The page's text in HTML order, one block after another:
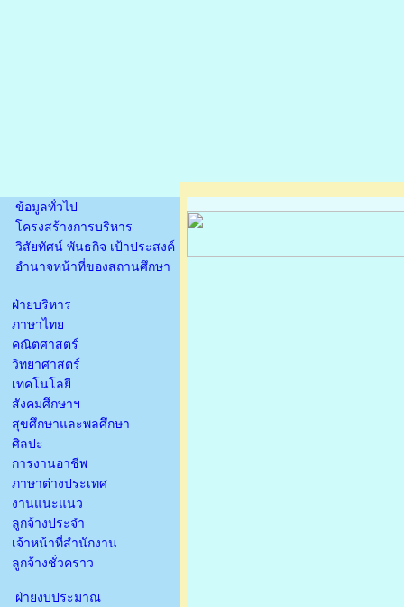
ข้อมูลทั่วไป
โครงสร้างการบริหาร
วิสัยทัศน์ พันธกิจ เป้าประสงค์
อำนาจหน้าที่ของสถานศึกษา
ฝ่ายบริหาร
ภาษาไทย
คณิตศาสตร์
วิทยาศาสตร์
เทคโนโลยี
สังคมศึกษาฯ
สุขศึกษาและพลศึกษา
ศิลปะ
การงานอาชีพ
ภาษาต่างประเทศ
งานแนะแนว
ลูกจ้างประจำ
เจ้าหน้าที่สำนักงาน
ลูกจ้างชั่วคราว
ฝ่ายงบประมาณ